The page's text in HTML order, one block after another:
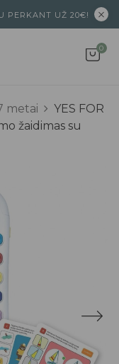
PERKANT UŽ 20€!
0
metai
YES FOR
žaidimas su